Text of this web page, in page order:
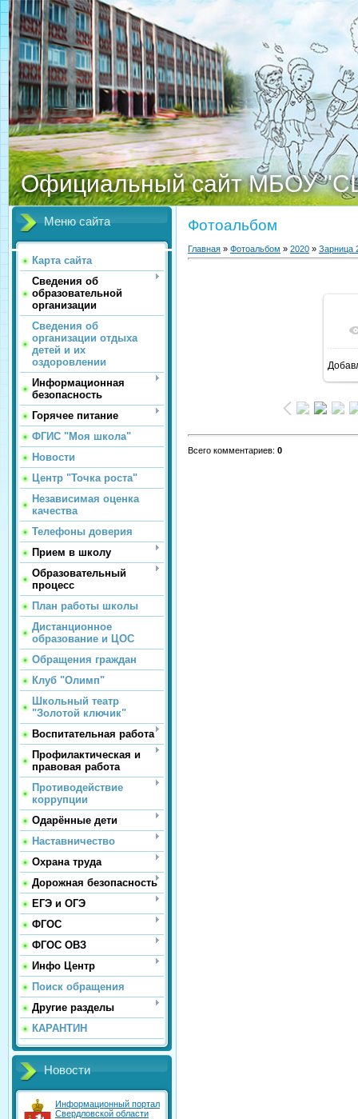
Официальный сайт МБОУ
Меню сайта
Карта сайта
Сведения об
образовательной
организации
Сведения об
организации отдыха
детей и их
оздоровлении
Информационная
безопасность
Горячее питание
ФГИС "Моя школа"
Новости
Центр "Точка роста"
Независимая оценка
качества
Телефоны доверия
Прием в школу
Образовательный
процесс
План работы школы
Дистанционное
образование и ЦОС
Обращения граждан
Клуб "Олимп"
Школьный театр
"Золотой ключик"
Воспитательная работа
Профилактическая и
правовая работа
Противодействие
коррупции
Одарённые дети
Наставничество
Охрана труда
Дорожная безопасность
ЕГЭ и ОГЭ
ФГОС
ФГОС ОВЗ
Инфо Центр
Поиск обращения
Другие разделы
КАРАНТИН
Новости
Информационный портал
Свердловской области
Фотоальбом
Главная » Фотоальбом » 2020 » Зарница
Всего комментариев: 0